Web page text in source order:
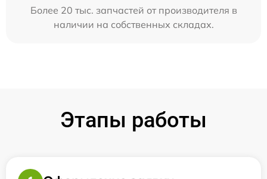
Более 20 тыс. запчастей от производителя в
наличии на собственных складах.
Этапы работы